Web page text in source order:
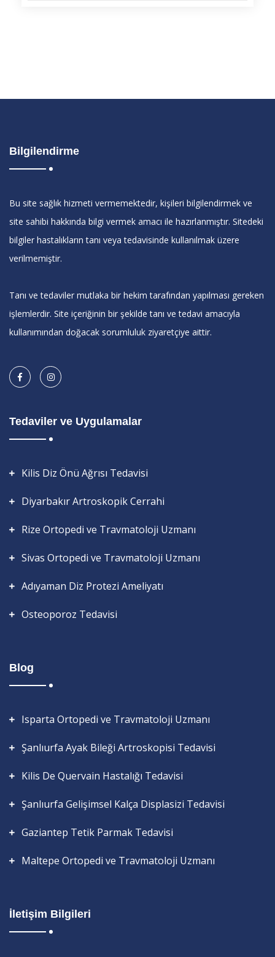
Bilgilendirme
Bu site sağlık hizmeti vermemektedir, kişileri bilgilendirmek ve
site sahibi hakkında bilgi vermek amacı ile hazırlanmıştır. Sitedeki
bilgiler hastalıkların tanı veya tedavisinde kullanılmak üzere
verilmemiştir.
Tanı ve tedaviler mutlaka bir hekim tarafından yapılması gereken
işlemlerdir. Site içeriğinin bir şekilde tanı ve tedavi amacıyla
kullanımından doğacak sorumluluk ziyaretçiye aittir.
Tedaviler ve Uygulamalar
Kilis Diz Önü Ağrısı Tedavisi
Diyarbakır Artroskopik Cerrahi
Rize Ortopedi ve Travmatoloji Uzmanı
Sivas Ortopedi ve Travmatoloji Uzmanı
Adıyaman Diz Protezi Ameliyatı
Osteoporoz Tedavisi
Blog
Isparta Ortopedi ve Travmatoloji Uzmanı
Şanlıurfa Ayak Bileği Artroskopisi Tedavisi
Kilis De Quervain Hastalığı Tedavisi
Şanlıurfa Gelişimsel Kalça Displasizi Tedavisi
Gaziantep Tetik Parmak Tedavisi
Maltepe Ortopedi ve Travmatoloji Uzmanı
İletişim Bilgileri